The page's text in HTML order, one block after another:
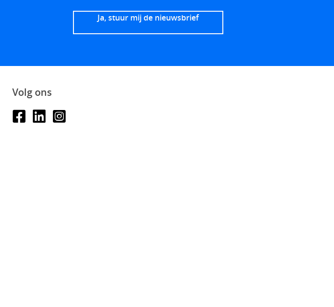
Ja, stuur mij de nieuwsbrief
Volg ons